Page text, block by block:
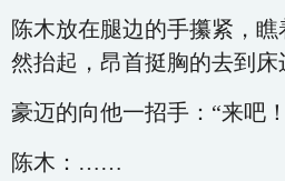
陈木放在腿边的手攥紧，
然抬起，昂首挺胸的去到床
豪迈的向他一招手：“来吧
陈木：……